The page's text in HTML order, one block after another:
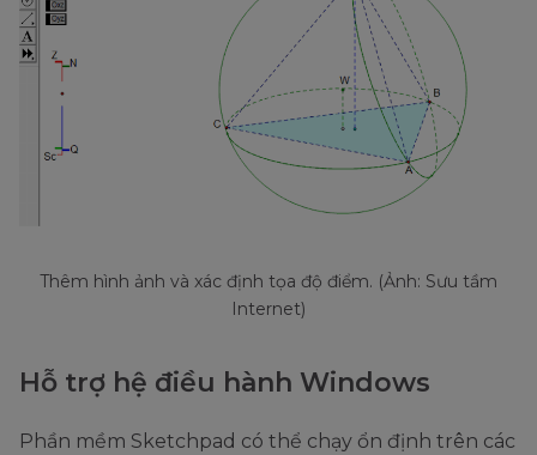
Thêm hình ảnh và xác định tọa độ điểm. (Ảnh: Sưu tầm
Internet)
Hỗ trợ hệ điều hành Windows
Phần mềm Sketchpad có thể chạy ổn định trên các